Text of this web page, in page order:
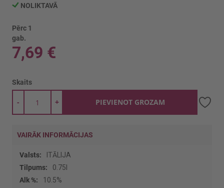
NOLIKTAVĀ
Pērc 1
gab.
7,69 €
Skaits
+
- PIEVIENOT GROZAM
VAIRĀK INFORMĀCIJAS
Vairāk
informācijas
ITĀLIJA
0.75l
10.5%